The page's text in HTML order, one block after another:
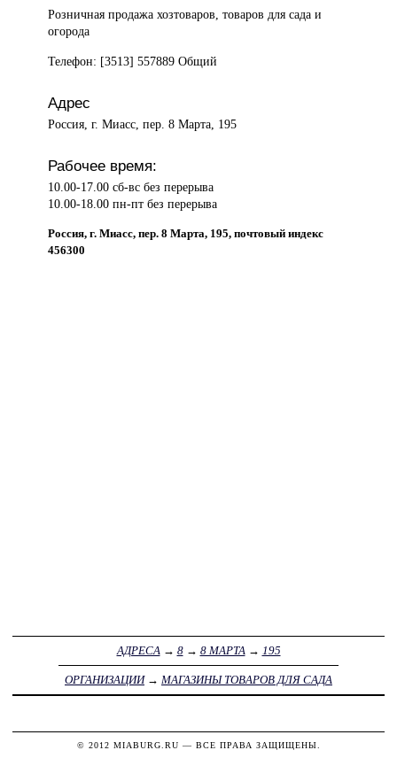
Розничная продажахозтоваров, товаров для сада и
огорода
Телефон: [3513] 557889 Общий
Адрес
Россия, г. Миасс, пер. 8 Марта, 195
Рабочее время:
10.00-17.00 сб-вс без перерыва
10.00-18.00 пн-пт без перерыва
Россия, г. Миасс, пер. 8 Марта, 195, почтовый индекс
456300
АДРЕСА→ 8→ 8 МАРТА→ 195
ОРГАНИЗАЦИИ→ МАГАЗИНЫ ТОВАРОВ ДЛЯ САДА
© 2012 MIABURG.RU — ВСЕ ПРАВА ЗАЩИЩЕНЫ.